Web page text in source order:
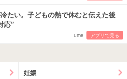
たい。子どもの熱で休むと伝えた後
応”
ume アプリで見る
妊娠